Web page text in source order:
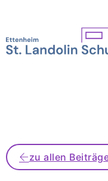
zu allen